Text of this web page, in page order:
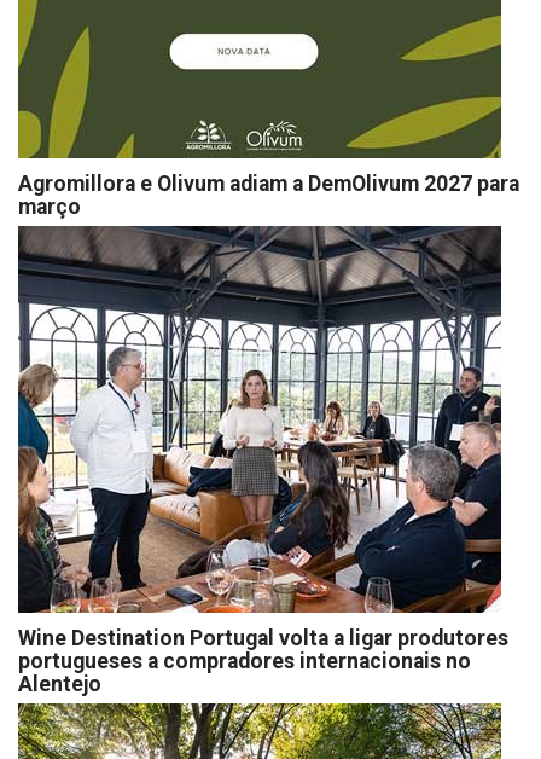
Agromillora e Olivum adiam a DemOlivum 2027 para
março
Wine Destination Portugal volta a ligar produtores
portugueses a compradores internacionais no
Alentejo